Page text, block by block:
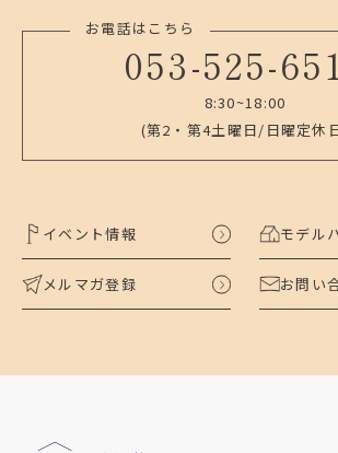
お電話はこちら
053-525-
8:30~18:00
(第2・第4土曜日/日曜定休
イベント情報 モデル
メルマガ登録 お問い